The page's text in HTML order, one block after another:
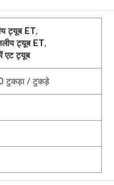
ट्यूब ET,
ट्यूब ET,
एट ट्यूब
टुकड़ा / टुकड़े